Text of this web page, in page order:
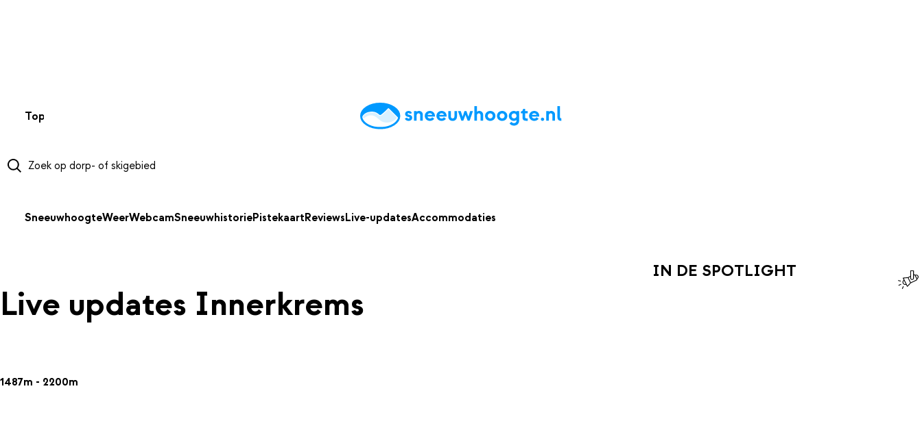
Top 50 AccommodatiesTipsReviewsLive updatesApp
SneeuwhoogteWeerWebcamSneeuwhistoriePistekaartReviewsLive-updatesAccommodaties
Live updates Innerkrems
1487m - 2200m
IN DE SPOTLIGHT